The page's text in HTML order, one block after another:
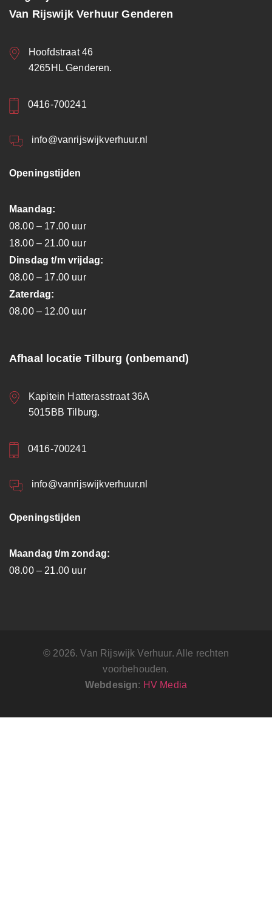
Van Rijswijk Verhuur Genderen
Hoofdstraat 46
4265HL Genderen.
0416-700241
info@vanrijswijkverhuur.nl
Openingstijden
Maandag:
08.00 – 17.00 uur
18.00 – 21.00 uur
Dinsdag t/m vrijdag:
08.00 – 17.00 uur
Zaterdag:
08.00 – 12.00 uur
Afhaal locatie Tilburg (onbemand)
Kapitein Hatterasstraat 36A
5015BB Tilburg.
0416-700241
info@vanrijswijkverhuur.nl
Openingstijden
Maandag t/m zondag:
08.00 – 21.00 uur
© 2026. Van Rijswijk Verhuur. Alle rechten
voorbehouden.
Webdesign: HV Media